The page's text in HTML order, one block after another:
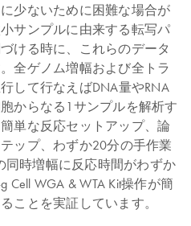
少ないために困難な場合が
サンプルに由来する転写パ
ける時に、これらのデータ
全ゲノム増幅および全トラ
して行なえばDNA量やRNA
からなる1サンプルを解析す
単な反応セットアップ、論
ップ、わずか20分の手作業
同時増幅に反応時間がわずか
Cell WGA & WTA Kit操作が簡
ことを実証しています。